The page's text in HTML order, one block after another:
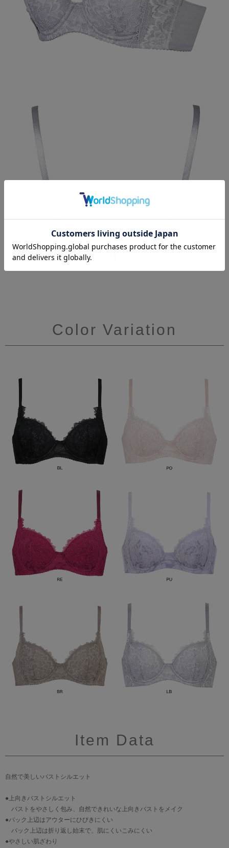
Color Variation
Item Data
自然で美しいバストシルエット
●上向きバストシルエット
バストをやさしく包み、自然できれいな上向きバストをメイク
●バック上辺はアウターにひびきにくい
バック上辺は折り返し始末で、肌にくいこみにくい
●やさしい肌ざわり